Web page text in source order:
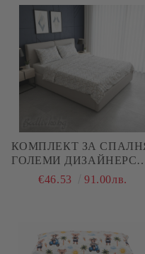
(ПОПЛИН), 3 ЧАСТИ
КОМПЛЕКТ ЗА
ГОЛЕМИ
СЪРЦА – 100%
€46.53 91.00лв.